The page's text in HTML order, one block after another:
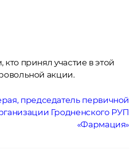
кто принял участие в этой
акции.
председатель первичной
Гродненского РУП
«Фармация»